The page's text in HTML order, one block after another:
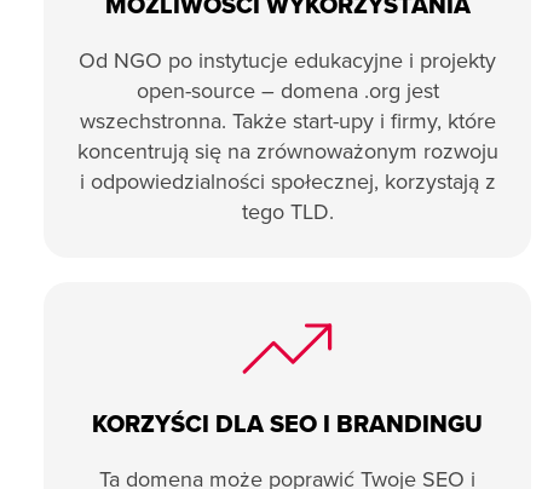
MOŻLIWOŚCI WYKORZYSTANIA
Od NGO po instytucje edukacyjne i projekty
open-source – domena .org jest
wszechstronna. Także start-upy i firmy, które
koncentrują się na zrównoważonym rozwoju
i odpowiedzialności społecznej, korzystają z
tego TLD.
KORZYŚCI DLA SEO I BRANDINGU
Ta domena może poprawić Twoje SEO i